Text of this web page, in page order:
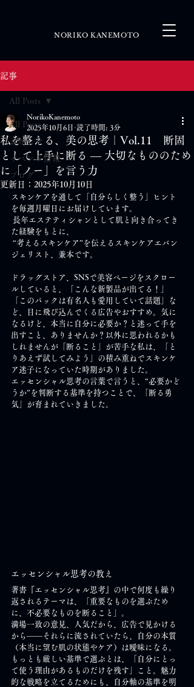
NORIKO KANEMOTO
記事
All Posts
お知らせ
イベント情報
ブログ
All Posts
私を整える、美の思考｜Vol.11 断固
として上手に断る ― 大切なもののため
に「ノー」を言う力
NorikoKanemoto
2025年10月6日 読了時間: 3分
更新日： 2025年10月10日
スキンケアを通して「自分らしく整う」ヒント
を毎週月曜日にお届けしています。
た経験をもとに、
ジェリスト、兼本です。
ドラッグストア、SNSで美容ページをスクロー
ルしていると、「こんな新製品が出てる！」
「このパックは有名人も愛用していて話題」な
ど、目に飛び込んでくる広告やおすすめ。気に
なるけど、本当に自分に必要か？と迷って手を
出すこと、ありませんか？以外に思われるかも
しれませんが「断ること」が苦手な私は、「と
りあえず試してみよう」の積み重ねでスキンケ
ア迷子になっていた時期がありました。
エッセンシャル思考の言葉で言うと、“必要かど
うか”を判断する基準を持つことで、「断る勇
気」が育まれていきました。
エッセンシャル思考の教え
著書『エッセンシャル思考』の中で何度も繰り
返されるテーマは、「重要なものを選ぶため
に、不必要なものを断ること」。
満場一致の意見、人気だから、広告で見かける
から——それらに流されていたら、自分の本質
（本当に望む肌の状態やケア）は曖昧になる。
もっとも厳しい基準で選ぶとは、「自分にとっ
て使う理由があるものだけを残す」こと。魅力
的な戦略を立てるためにも、自分軸の基準を明